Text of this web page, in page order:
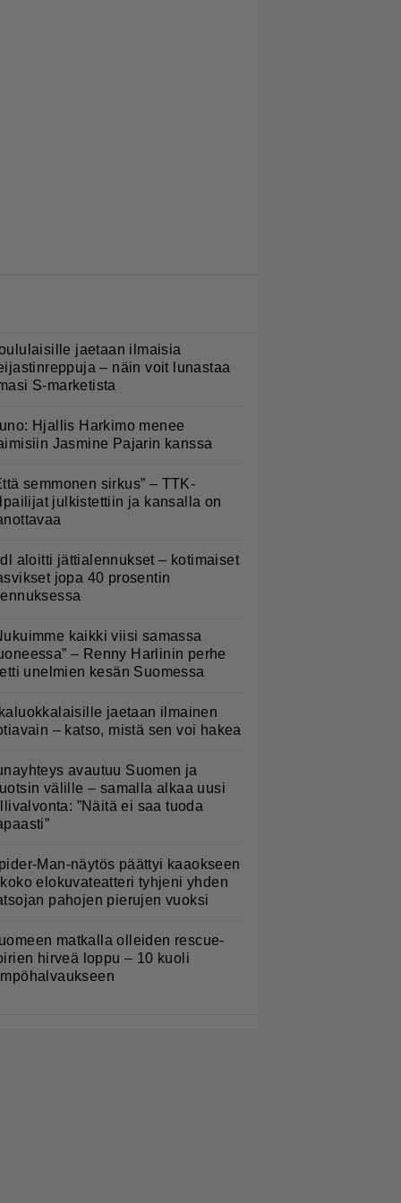
jaetaan ilmaisia
– näin voit lunastaa
S-marketista
Hjallis Harkimo menee
Jasmine Pajarin kanssa
semmonen sirkus” – TTK-
julkistettiin ja kansalla on
aloitti jättialennukset – kotimaiset
jopa 40 prosentin
kaikki viisi samassa
– Renny Harlinin perhe
unelmien kesän Suomessa
jaetaan ilmainen
– katso, mistä sen voi hakea
avautuu Suomen ja
välille – samalla alkaa uusi
”Näitä ei saa tuoda
Man-näytös päättyi kaaokseen
elokuvateatteri tyhjeni yhden
pahojen pierujen vuoksi
matkalla olleiden rescue-
hirveä loppu – 10 kuoli